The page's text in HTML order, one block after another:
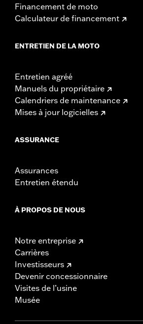
Financement de moto
Calculateur de financement
ENTRETIEN DE LA MOTO
Entretien agréé
Manuels du propriétaire
Calendriers de maintenance
Mises à jour logicielles
ASSURANCE
Assurances
Entretien étendu
À PROPOS DE NOUS
Notre entreprise
Carrières
Investisseurs
Devenir concessionnaire
Visites de l’usine
Musée